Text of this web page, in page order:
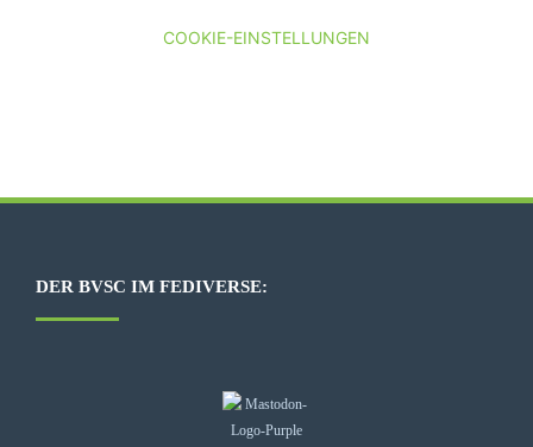
COOKIE-EINSTELLUNGEN
DER BVSC IM FEDIVERSE: